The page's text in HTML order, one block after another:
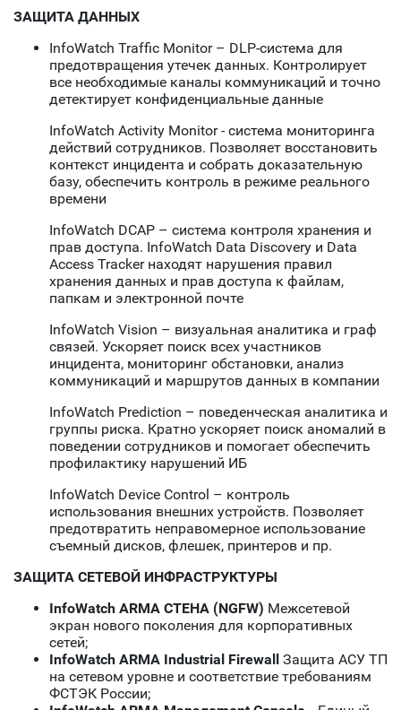
ЗАЩИТА ДАННЫХ
InfoWatch Traffic Monitor – DLP-система для
предотвращения утечек данных. Контролирует
все необходимые каналы коммуникаций и точно
детектирует конфиденциальные данные
InfoWatch Activity Monitor - система мониторинга
действий сотрудников. Позволяет восстановить
контекст инцидента и собрать доказательную
базу, обеспечить контроль в режиме реального
времени
InfoWatch DCAP – система контроля хранения и
прав доступа. InfoWatch Data Discovery и Data
Access Tracker находят нарушения правил
хранения данных и прав доступа к файлам,
папкам и электронной почте
InfoWatch Vision – визуальная аналитика и граф
связей. Ускоряет поиск всех участников
инцидента, мониторинг обстановки, анализ
коммуникаций и маршрутов данных в компании
InfoWatch Prediction – поведенческая аналитика и
группы риска. Кратно ускоряет поиск аномалий в
поведении сотрудников и помогает обеспечить
профилактику нарушений ИБ
InfoWatch Device Control – контроль
использования внешних устройств. Позволяет
предотвратить неправомерное использование
съемный дисков, флешек, принтеров и пр.
ЗАЩИТА СЕТЕВОЙ ИНФРАСТРУКТУРЫ
InfoWatch ARMA СТЕНА (NGFW) Межсетевой
экран нового поколения для корпоративных
сетей;
InfoWatch ARMA Industrial Firewall Защита АСУ ТП
на сетевом уровне и соответствие требованиям
ФСТЭК России;